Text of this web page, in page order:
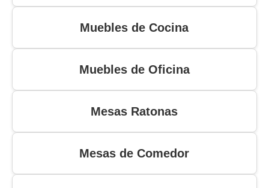
Muebles de Cocina
Muebles de Oficina
Mesas Ratonas
Mesas de Comedor